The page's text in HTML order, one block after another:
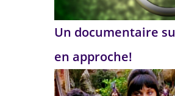
Un documentaire
en approche!